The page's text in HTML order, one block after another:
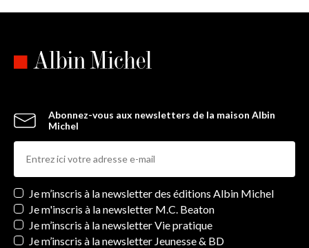
Abonnez-vous aux newsletters de la maison Albin
Michel
Newsletters
Je m’inscris à la newsletter des éditions Albin Michel
Je m'inscris à la newsletter M.C. Beaton
Je m’inscris à la newsletter Vie pratique
Je m’inscris à la newsletter Jeunesse & BD